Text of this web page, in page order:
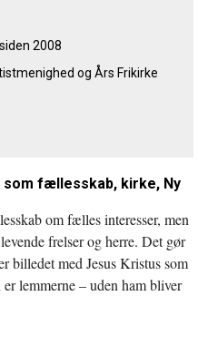
2008
og Års Frikirke
som fællesskab, kirke, Ny
om fælles interesser, men
frelser og herre. Det gør
billedet med Jesus Kristus som
lemmerne – uden ham bliver